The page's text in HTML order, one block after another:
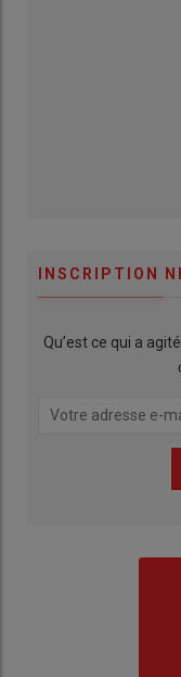
INSCRIPTION
Qu’est ce qui a